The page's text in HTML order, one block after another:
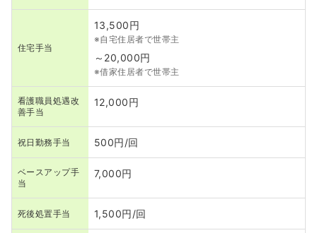
住宅手当
13,500円
※自宅住居者で世帯主
～20,000円
※借家住居者で世帯主
看護職員処遇改
善手当
12,000円
祝日勤務手当 500円/回
ベースアップ手
当
7,000円
死後処置手当 1,500円/回